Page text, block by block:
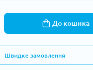
До кошика
Швидке замовлення